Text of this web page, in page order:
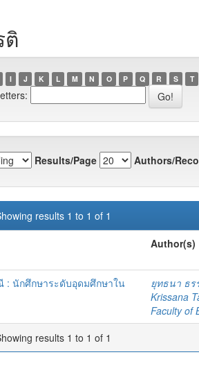
ติ
I J K L M N O P Q R S T
Results/Page Authors/
results 1 to 1 of 1
Author(s)
: นักศึกษาระดับอุดมศึกษาใน
ยุทธนา ธร
Krissana
Faculty of
results 1 to 1 of 1